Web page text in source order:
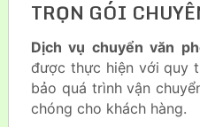
TRỌN GÓI
Dịch vụ chuyển văn
được thực hiện với quy
bảo quá trình vận
chóng cho khách hàng.